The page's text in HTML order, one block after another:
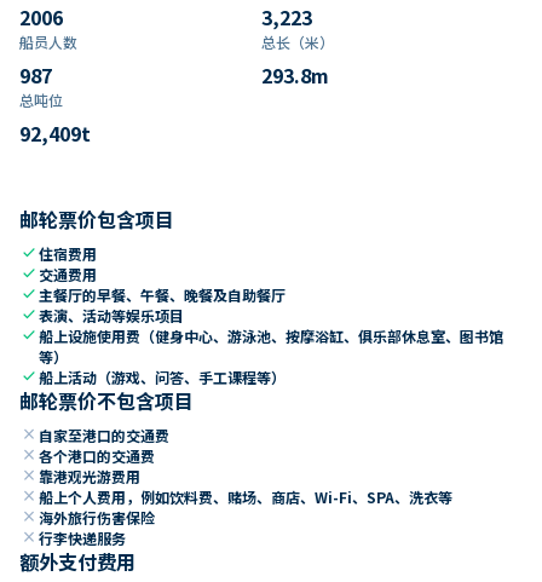
2006 3,223
船员人数
987
总长（米）
293.8m
总吨位
92,409t
邮轮票价包含项目
check住宿费用
check 交通费用
check 主餐厅的早餐、午餐、晚餐及自助餐厅
check表演、活动等娱乐项目
check船上设施使用费（健身中心、游泳池、按摩浴缸、俱乐部休息室、图书馆
等）
check船上活动（游戏、问答、手工课程等）
邮轮票价不包含项目
close 自家至港口的交通费
close 各个港口的交通费
close 靠港观光游费用
close 船上个人费用，例如饮料费、赌场、商店、Wi-Fi、SPA、洗衣等
close 海外旅行伤害保险
close 行李快递服务
额外支付费用